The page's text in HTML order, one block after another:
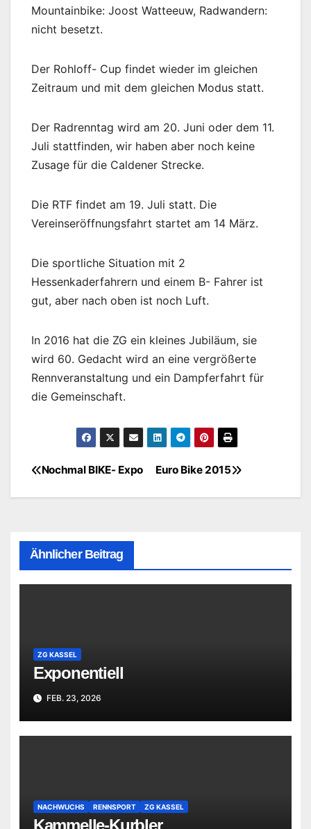
Mountainbike: Joost Watteeuw, Radwandern:
nicht besetzt.
Der Rohloff- Cup findet wieder im gleichen
Zeitraum und mit dem gleichen Modus statt.
Der Radrenntag wird am 20. Juni oder dem 11.
Juli stattfinden, wir haben aber noch keine
Zusage für die Caldener Strecke.
Die RTF findet am 19. Juli statt. Die
Vereinseröffnungsfahrt startet am 14 März.
Die sportliche Situation mit 2
Hessenkaderfahrern und einem B- Fahrer ist
gut, aber nach oben ist noch Luft.
In 2016 hat die ZG ein kleines Jubiläum, sie
wird 60. Gedacht wird an eine vergrößerte
Rennveranstaltung und ein Dampferfahrt für
die Gemeinschaft.
Beitragsnavigation
Euro Bike 2015
Nochmal BIKE- Expo
Ähnlicher Beitrag
ZG KASSEL
Exponentiell
FEB. 23, 2026
NACHWUCHS RENNSPORT ZG KASSEL
Kammelle-Kurbler